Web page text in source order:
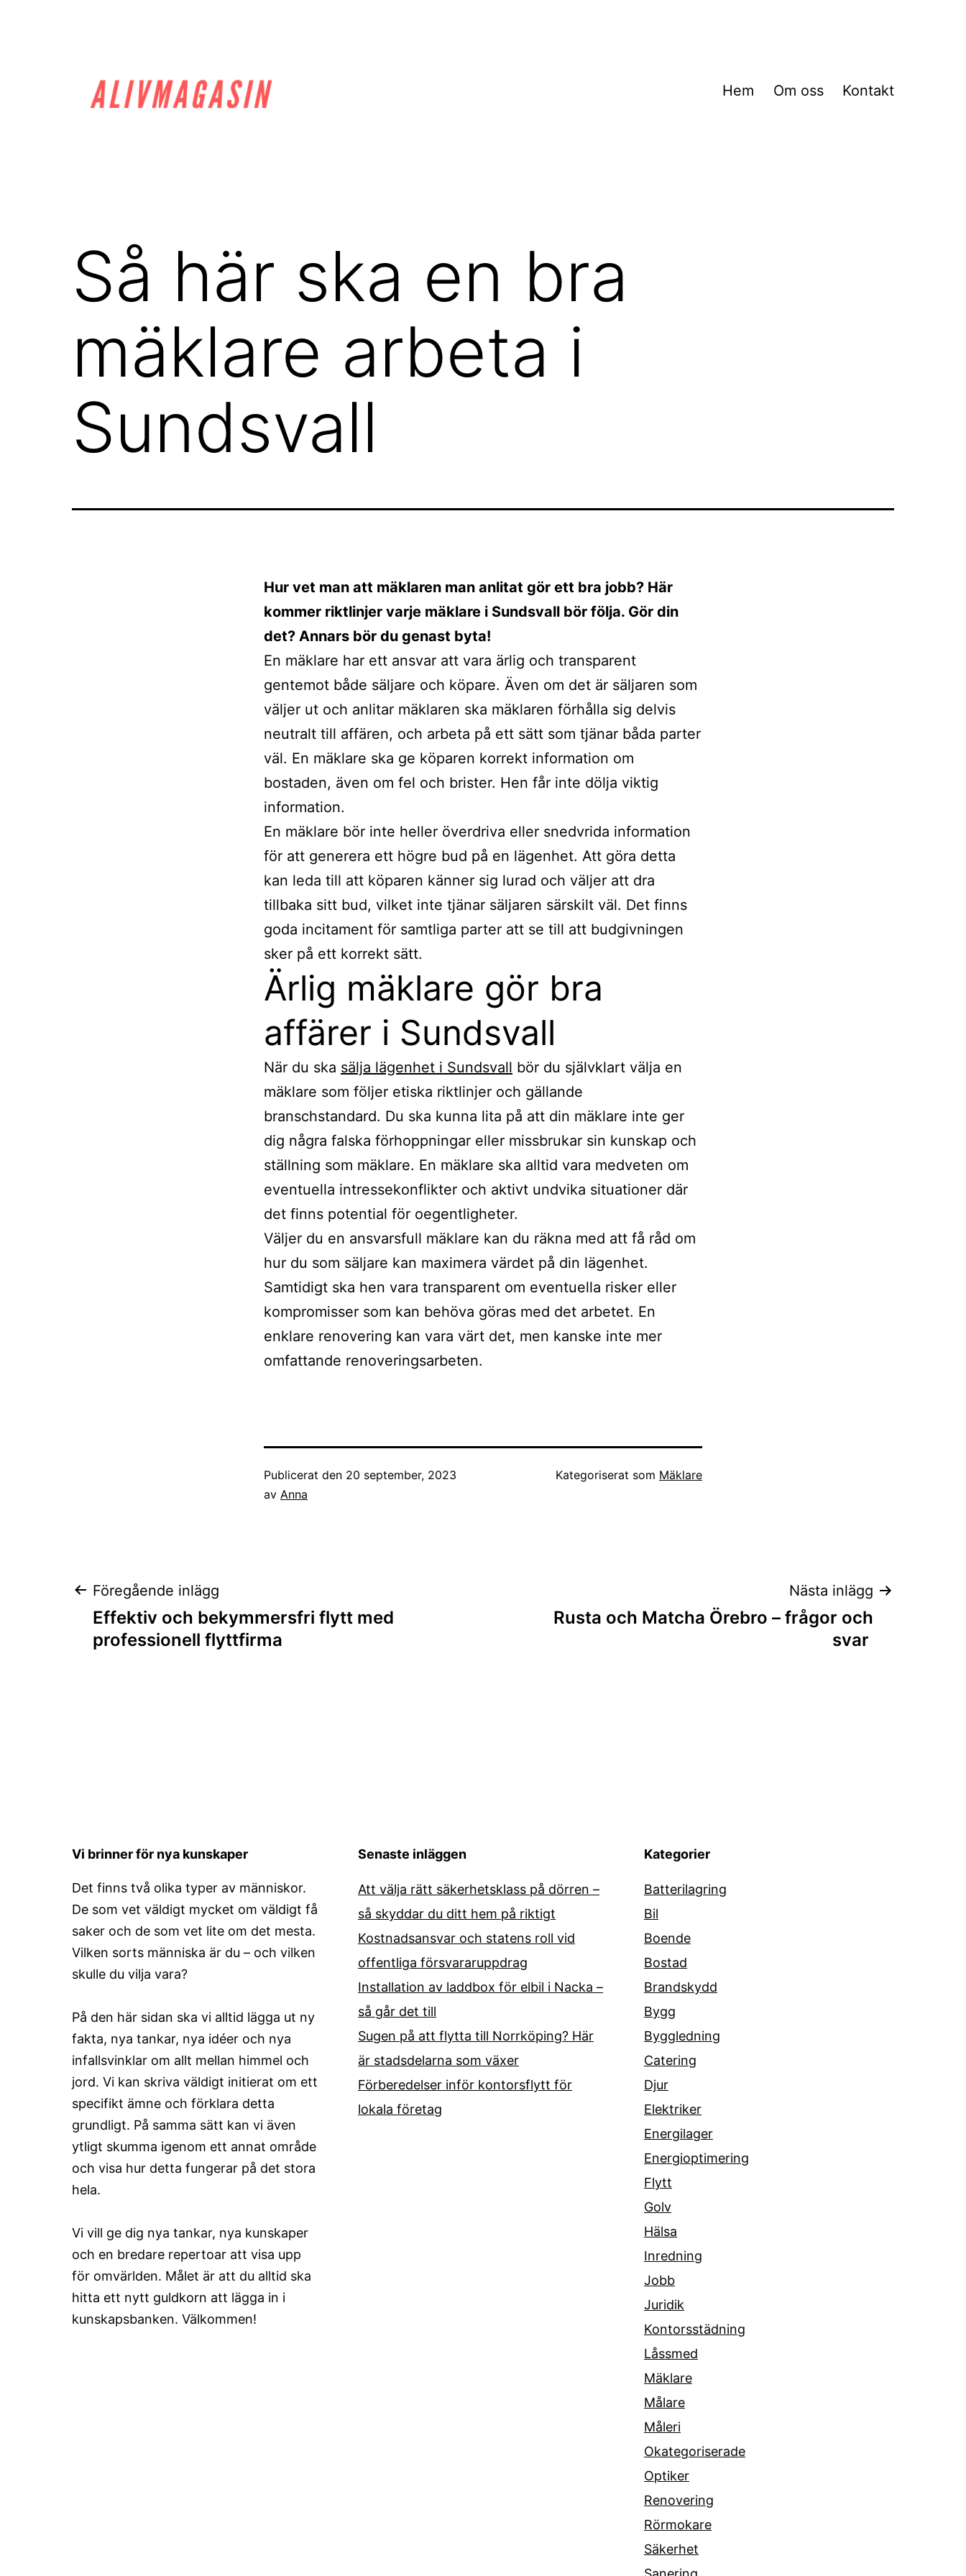
Hem Om oss Kontakt
Så här ska en bra
mäklare arbeta i
Sundsvall
Hur vet man att mäklaren man anlitat gör ett bra jobb? Här
kommer riktlinjer varje mäklare i Sundsvall bör följa. Gör din
det? Annars bör du genast byta!
En mäklare har ett ansvar att vara ärlig och transparent
gentemot både säljare och köpare. Även om det är säljaren som
väljer ut och anlitar mäklaren ska mäklaren förhålla sig delvis
neutralt till affären, och arbeta på ett sätt som tjänar båda parter
väl. En mäklare ska ge köparen korrekt information om
bostaden, även om fel och brister. Hen får inte dölja viktig
information.
En mäklare bör inte heller överdriva eller snedvrida information
för att generera ett högre bud på en lägenhet. Att göra detta
kan leda till att köparen känner sig lurad och väljer att dra
tillbaka sitt bud, vilket inte tjänar säljaren särskilt väl. Det finns
goda incitament för samtliga parter att se till att budgivningen
sker på ett korrekt sätt.
Ärlig mäklare gör bra
affärer i Sundsvall
När du ska sälja lägenhet i Sundsvall bör du självklart välja en
mäklare som följer etiska riktlinjer och gällande
branschstandard. Du ska kunna lita på att din mäklare inte ger
dig några falska förhoppningar eller missbrukar sin kunskap och
ställning som mäklare. En mäklare ska alltid vara medveten om
eventuella intressekonflikter och aktivt undvika situationer där
det finns potential för oegentligheter.
Väljer du en ansvarsfull mäklare kan du räkna med att få råd om
hur du som säljare kan maximera värdet på din lägenhet.
Samtidigt ska hen vara transparent om eventuella risker eller
kompromisser som kan behöva göras med det arbetet. En
enklare renovering kan vara värt det, men kanske inte mer
omfattande renoveringsarbeten.
Publicerat den 20 september, 2023
av Anna
Kategoriserat som Mäklare
Inläggsnavigering
Föregående inlägg
Effektiv och bekymmersfri flytt med
professionell flyttfirma
Nästa inlägg
Rusta och Matcha Örebro – frågor och
svar
Vi brinner för nya kunskaper
Det finns två olika typer av människor.
De som vet väldigt mycket om väldigt få
saker och de som vet lite om det mesta.
Vilken sorts människa är du – och vilken
skulle du vilja vara?
På den här sidan ska vi alltid lägga ut ny
fakta, nya tankar, nya idéer och nya
infallsvinklar om allt mellan himmel och
jord. Vi kan skriva väldigt initierat om ett
specifikt ämne och förklara detta
grundligt. På samma sätt kan vi även
ytligt skumma igenom ett annat område
och visa hur detta fungerar på det stora
hela.
Vi vill ge dig nya tankar, nya kunskaper
och en bredare repertoar att visa upp
för omvärlden. Målet är att du alltid ska
hitta ett nytt guldkorn att lägga in i
kunskapsbanken. Välkommen!
Senaste inläggen
Att välja rätt säkerhetsklass på dörren –
så skyddar du ditt hem på riktigt
Kostnadsansvar och statens roll vid
offentliga försvararuppdrag
Installation av laddbox för elbil i Nacka –
så går det till
Sugen på att flytta till Norrköping? Här
är stadsdelarna som växer
Förberedelser inför kontorsflytt för
lokala företag
Kategorier
Batterilagring
Bil
Boende
Bostad
Brandskydd
Bygg
Byggledning
Catering
Djur
Elektriker
Energilager
Energioptimering
Flytt
Golv
Hälsa
Inredning
Jobb
Juridik
Kontorsstädning
Låssmed
Mäklare
Målare
Måleri
Okategoriserade
Optiker
Renovering
Rörmokare
Säkerhet